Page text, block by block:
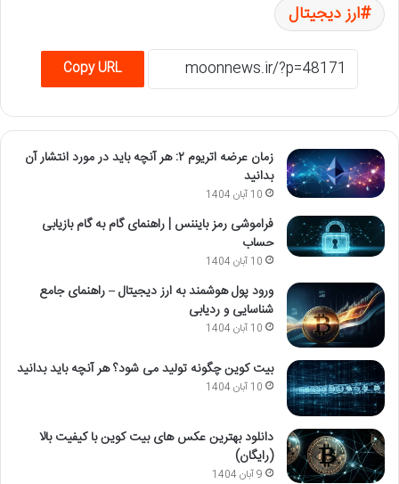
ارز دیجیتال
Copy URL
زمان عرضه اتریوم ۲: هر آنچه باید در مورد انتشار آن
بدانید
10 آبان 1404
فراموشی رمز بایننس | راهنمای گام به گام بازیابی
حساب
10 آبان 1404
ورود پول هوشمند به ارز دیجیتال – راهنمای جامع
شناسایی و ردیابی
10 آبان 1404
بیت کوین چگونه تولید می شود؟ هر آنچه باید بدانید
10 آبان 1404
دانلود بهترین عکس های بیت کوین با کیفیت بالا
(رایگان)
9 آبان 1404